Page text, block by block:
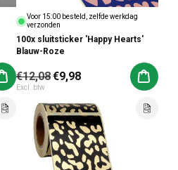
Aan winkelwagen toevoegen
Voor 15:00 besteld, zelfde werkdag
verzonden
100x sluitsticker 'Happy Hearts'
Blauw-Roze
Normale prijs
€12,08Aanbiedingsprijs
€9,98
Excl. btw
Aan